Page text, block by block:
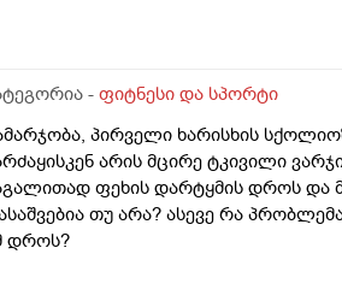
- ფიტნესი და სპორტი
პირველი ხარისხის
არის მცირე ტკივილი
ფეხის დარტყმის დროს და
თუ არა? ასევე რა
დროს?